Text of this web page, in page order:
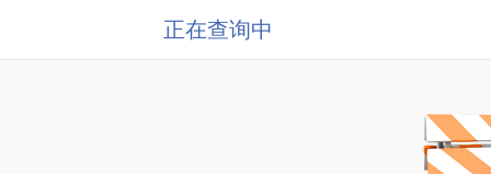
正在查询中